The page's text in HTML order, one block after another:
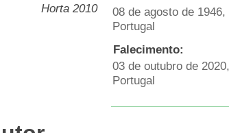
Horta 2010
08 de agosto de
Portugal
Falecimento:
03 de outubro de
Portugal